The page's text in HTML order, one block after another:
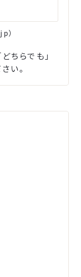
）
ちらでも」
い。